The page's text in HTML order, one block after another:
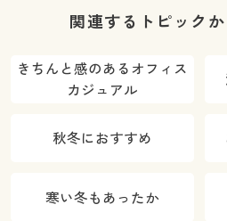
関連するトピック
きちんと感のあるオフィス
カジュアル
秋冬におすすめ
寒い冬もあったか